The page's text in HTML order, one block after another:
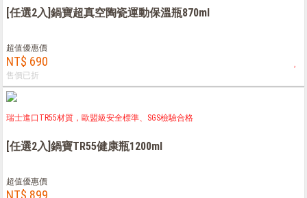
[任選2入]鍋寶超真空陶瓷運動保溫瓶870ml
超值優惠價
NT$ 690
售價已折
瑞士進口TR55材質，歐盟級安全標準、SGS檢驗合格
[任選2入]鍋寶TR55健康瓶1200ml
超值優惠價